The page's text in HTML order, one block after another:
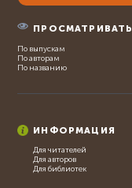
ПРОСМАТРИВАТЬ
По выпускам
По авторам
По названию
ИНФОРМАЦИЯ
Для читателей
Для авторов
Для библиотек